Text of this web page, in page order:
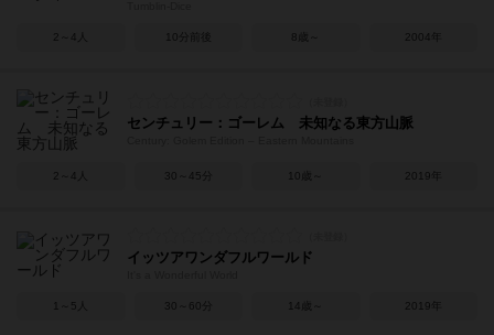
2～4人 10分前後 8歳～ 2004年
センチュリー：ゴーレム 未知なる東方山脈
2～4人 30～45分 10歳～ 2019年
イッツアワンダフルワールド
1～5人 30～60分 14歳～ 2019年